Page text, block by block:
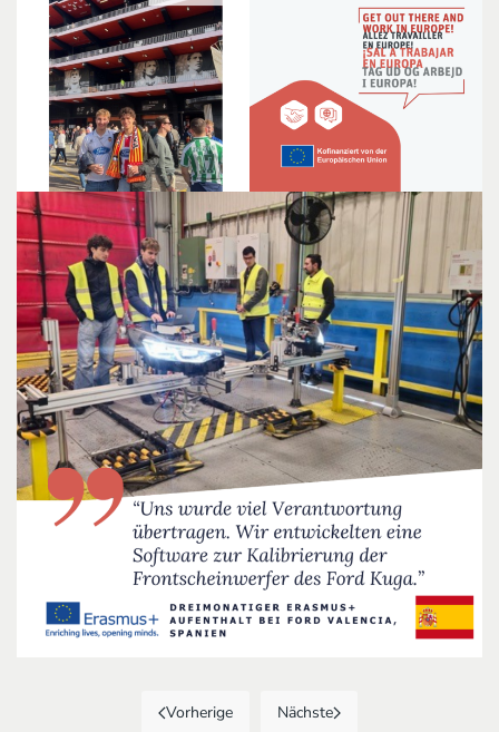
Vorherige Nächste